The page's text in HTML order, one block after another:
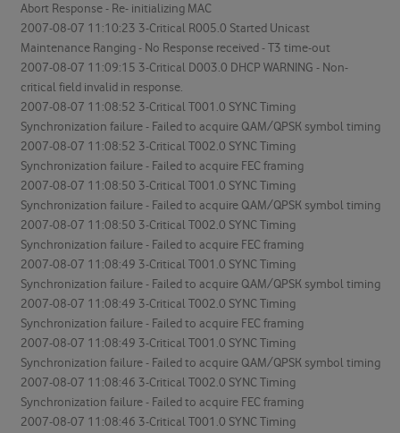
Abort Response - Re- initializing MAC
2007-08-07 11:10:23 3-Critical R005.0 Started Unicast
Maintenance Ranging - No Response received - T3 time-out
2007-08-07 11:09:15 3-Critical D003.0 DHCP WARNING - Non-
critical field invalid in response.
2007-08-07 11:08:52 3-Critical T001.0 SYNC Timing
Synchronization failure - Failed to acquire QAM/QPSK symbol timing
2007-08-07 11:08:52 3-Critical T002.0 SYNC Timing
Synchronization failure - Failed to acquire FEC framing
2007-08-07 11:08:50 3-Critical T001.0 SYNC Timing
Synchronization failure - Failed to acquire QAM/QPSK symbol timing
2007-08-07 11:08:50 3-Critical T002.0 SYNC Timing
Synchronization failure - Failed to acquire FEC framing
2007-08-07 11:08:49 3-Critical T001.0 SYNC Timing
Synchronization failure - Failed to acquire QAM/QPSK symbol timing
2007-08-07 11:08:49 3-Critical T002.0 SYNC Timing
Synchronization failure - Failed to acquire FEC framing
2007-08-07 11:08:49 3-Critical T001.0 SYNC Timing
Synchronization failure - Failed to acquire QAM/QPSK symbol timing
2007-08-07 11:08:46 3-Critical T002.0 SYNC Timing
Synchronization failure - Failed to acquire FEC framing
2007-08-07 11:08:46 3-Critical T001.0 SYNC Timing